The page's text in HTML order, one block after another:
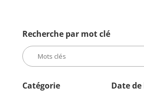
Recherche par mot clé
Catégorie Date